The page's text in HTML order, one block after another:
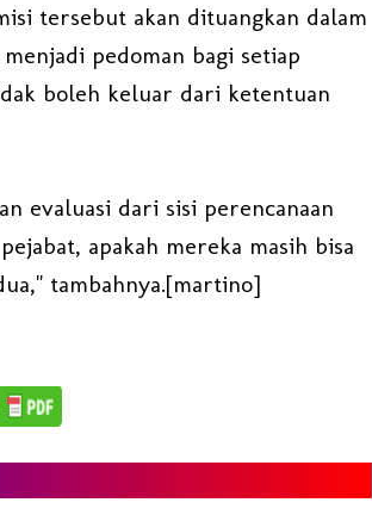
tersebut akan dituangkan dalam
pedoman bagi setiap
boleh keluar dari ketentuan
evaluasi dari sisi perencanaan
apakah mereka masih bisa
tambahnya.[martino]